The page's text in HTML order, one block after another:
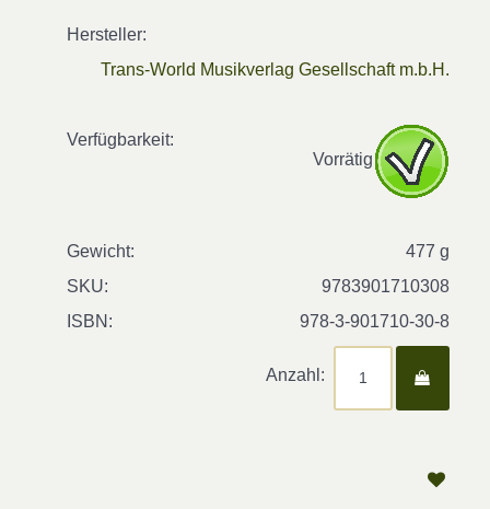
Hersteller:
Trans-World Musikverlag Gesellschaft m.b.H.
Verfügbarkeit:
Vorrätig
Gewicht:
477 g
SKU:
9783901710308
ISBN:
978-3-901710-30-8
Anzahl: